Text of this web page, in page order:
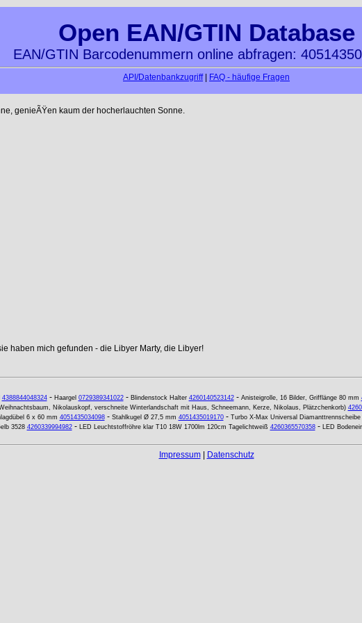
Open EAN/GTIN Database
EAN/GTIN Barcodenummern online abfragen:
API/Datenbankzugriff| FAQ - häufige Fragen
genieÃŸen kaum der hocherlauchten Sonne.
haben mich gefunden - die Libyer Marty, die Libyer!
4388844048324- Haargel 0729389341022- Blindenstock Halter 4260140523142- Anisteigrolle, 16 Bilder, Grifflänge 80 mm
Nikolauskopf, verschneite Winterlandschaft mit Haus, Schneemann, Kerze, Nikolaus, Plätzchenkorb)
6 x 60 mm 4051435034098- Stahlkugel Ø 27,5 mm 4051435019170- Turbo X-Max Universal
3528 4260339994982- LED Leuchtstoffröhre klar T10 18W 1700lm 120cm Tagelichtweiß 4260365570358- LED
Impressum| Datenschutz